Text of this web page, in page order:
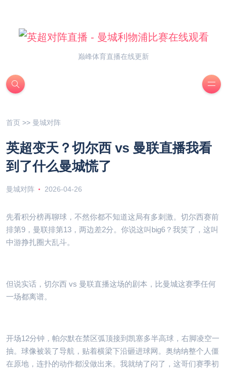
巅峰体育直播在线更新
首页 >> 曼城对阵
英超变天？切尔西 vs 曼联直播我看
到了什么曼城慌了
曼城对阵 2026-04-26
先看积分榜再聊球，不然你都不知道这局有多刺激。切尔西赛前
排第9，曼联排第13，两边差2分。你说这叫big6？我笑了，这叫
中游挣扎圈大乱斗。
但说实话，切尔西 vs 曼联直播这场的剧本，比曼城这赛季任何
一场都离谱。
开场12分钟，帕尔默在禁区弧顶接到凯塞多半高球，右脚凌空一
抽。球像被装了导航，贴着横梁下沿砸进球网。奥纳纳整个人僵
在原地，连扑的动作都没做出来。我就纳了闷了，这哥们赛季初